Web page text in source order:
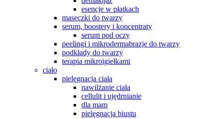
esencje w płatkach
maseczki do twarzy
serum, boostery i koncentraty
serum pod oczy
peelingi i mikrodermabrazje do twarzy
podkłady do twarzy
terapia mikroigiełkami
ciało
pielęgnacja ciała
nawilżanie ciała
cellulit i ujędrnianie
dla mam
pielęgnacja biustu